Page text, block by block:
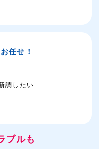
任せ！
調したい
ブルも